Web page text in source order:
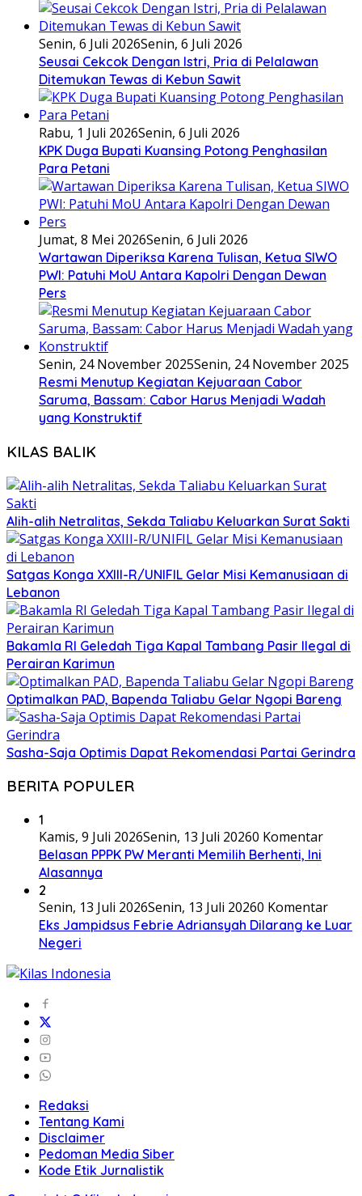
Senin, 6 Juli 2026Senin, 6 Juli 2026
Seusai Cekcok Dengan Istri, Pria di Pelalawan
Ditemukan Tewas di Kebun Sawit
Rabu, 1 Juli 2026Senin, 6 Juli 2026
KPK Duga Bupati Kuansing Potong Penghasilan
Para Petani
Jumat, 8 Mei 2026Senin, 6 Juli 2026
Wartawan Diperiksa Karena Tulisan, Ketua SIWO
PWI: Patuhi MoU Antara Kapolri Dengan Dewan
Pers
Senin, 24 November 2025Senin, 24 November 2025
Resmi Menutup Kegiatan Kejuaraan Cabor
Saruma, Bassam: Cabor Harus Menjadi Wadah
yang Konstruktif
KILAS BALIK
Alih-alih Netralitas, Sekda Taliabu Keluarkan Surat Sakti
Satgas Konga XXIII-R/UNIFIL Gelar Misi Kemanusiaan di
Lebanon
Bakamla RI Geledah Tiga Kapal Tambang Pasir Ilegal di
Perairan Karimun
Optimalkan PAD, Bapenda Taliabu Gelar Ngopi Bareng
Sasha-Saja Optimis Dapat Rekomendasi Partai Gerindra
BERITA POPULER
1
Kamis, 9 Juli 2026Senin, 13 Juli 20260 Komentar
Belasan PPPK PW Meranti Memilih Berhenti, Ini
Alasannya
2
Senin, 13 Juli 2026Senin, 13 Juli 20260 Komentar
Eks Jampidsus Febrie Adriansyah Dilarang ke Luar
Negeri
Redaksi
Tentang Kami
Disclaimer
Pedoman Media Siber
Kode Etik Jurnalistik